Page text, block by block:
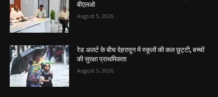
बीएलओ
August 5, 2026
रेड अलर्ट के बीच देहरादून में स्कूलों की कल छुट्टी, बच्चों
की सुरक्षा प्राथमिकता
August 5, 2026